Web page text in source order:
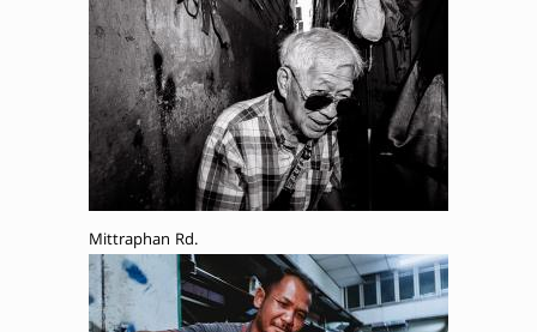
Mittraphan Rd.